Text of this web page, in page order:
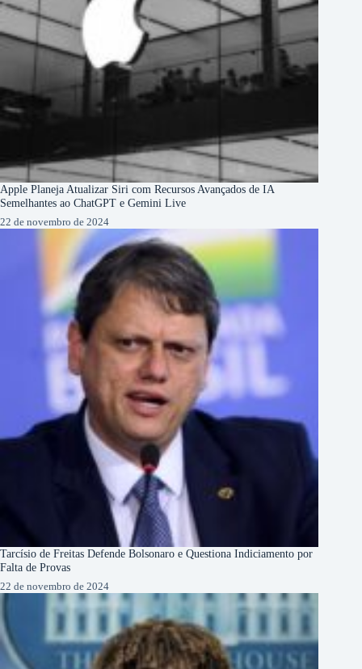
Apple Planeja Atualizar Siri com Recursos Avançados de IA
Semelhantes ao ChatGPT e Gemini Live
22 de novembro de 2024
Tarcísio de Freitas Defende Bolsonaro e Questiona Indiciamento por
Falta de Provas
22 de novembro de 2024